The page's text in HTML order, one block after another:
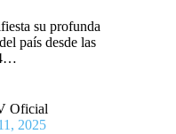
su profunda
país desde las
Oficial
2025